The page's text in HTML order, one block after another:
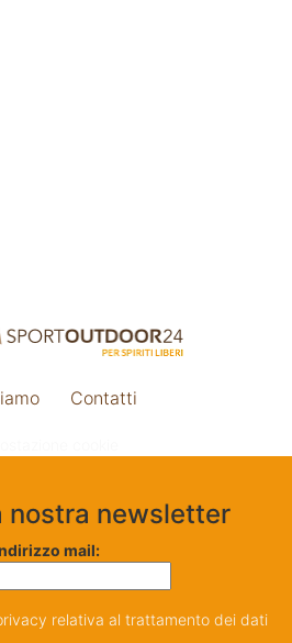
Contatti
nostra newsletter
mail:
relativa al trattamento dei dati